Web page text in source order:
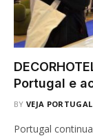
Portugal e
BY VEJA PORTUGAL
Portugal